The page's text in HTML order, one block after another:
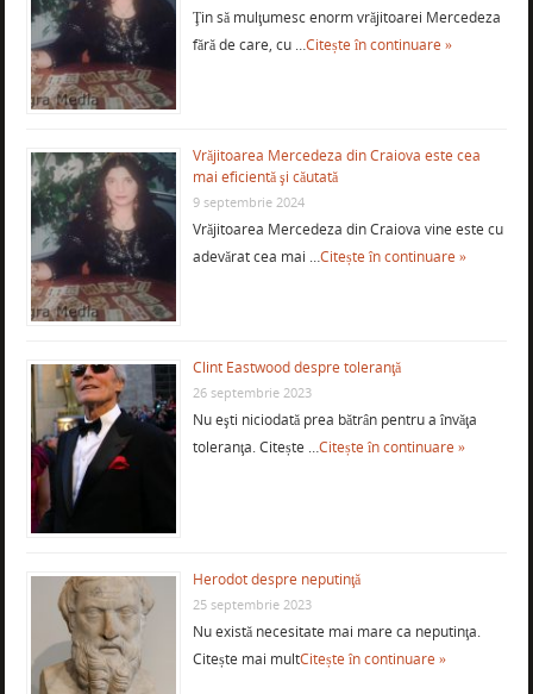
Ţin să mulţumesc enorm vrăjitoarei Mercedeza
fără de care, cu …Citește în continuare »
Vrăjitoarea Mercedeza din Craiova este cea
mai eficientă şi căutată
9 septembrie 2024
Vrăjitoarea Mercedeza din Craiova vine este cu
adevărat cea mai …Citește în continuare »
Clint Eastwood despre toleranţă
26 septembrie 2023
Nu eşti niciodată prea bătrân pentru a învăţa
toleranţa. Citește …Citește în continuare »
Herodot despre neputinţă
25 septembrie 2023
Nu există necesitate mai mare ca neputinţa.
Citește mai multCitește în continuare »